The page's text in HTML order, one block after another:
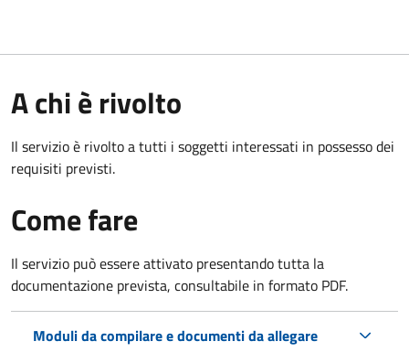
A chi è rivolto
Il servizio è rivolto a tutti i soggetti interessati in possesso dei
requisiti previsti.
Come fare
Il servizio può essere attivato presentando tutta la
documentazione prevista, consultabile in formato PDF.
Moduli da compilare e documenti da allegare